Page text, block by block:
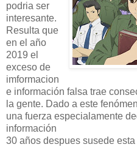
podria ser
interesante.
Resulta que
en el año
2019 el
exceso de
imformacion
e información falsa trae
la gente. Dado a este
una fuerza especialamente
información
30 años despues susede